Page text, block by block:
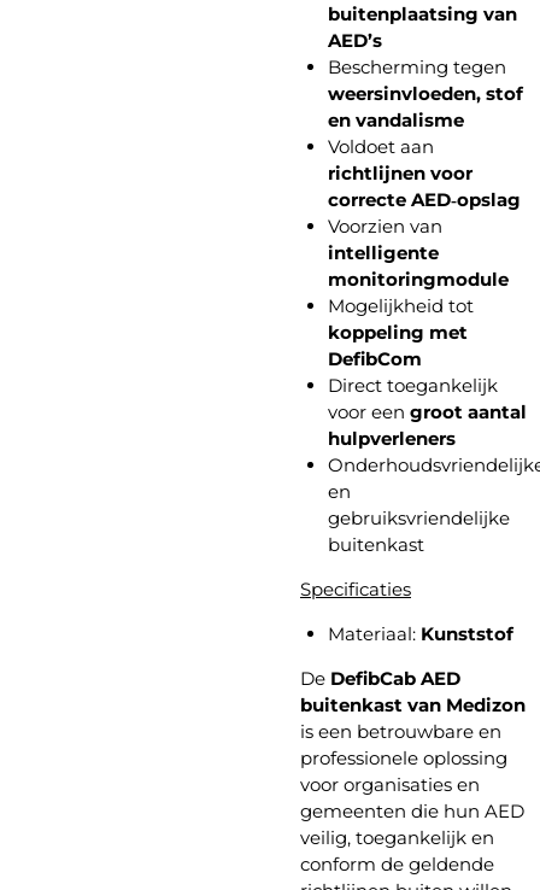
buitenplaatsing van
AED’s
Bescherming tegen
weersinvloeden, stof
en vandalisme
Voldoet aan
richtlijnen voor
correcte AED‑opslag
Voorzien van
intelligente
monitoringmodule
Mogelijkheid tot
koppeling met
DefibCom
Direct toegankelijk
voor een groot aantal
hulpverleners
en
gebruiksvriendelijke
buitenkast
Specificaties
Materiaal: Kunststof
De DefibCab AED
buitenkast van Medizon
is een betrouwbare en
professionele oplossing
voor organisaties en
gemeenten die hun AED
veilig, toegankelijk en
conform de geldende